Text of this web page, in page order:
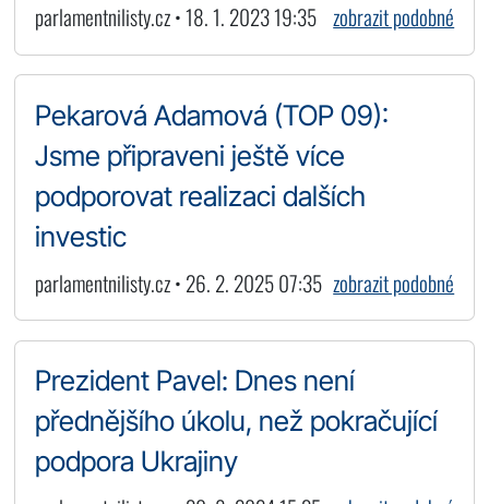
parlamentnilisty.cz • 18. 1. 2023 19:35 zobrazit podobné
Pekarová Adamová (TOP 09):
Jsme připraveni ještě více
podporovat realizaci dalších
investic
parlamentnilisty.cz • 26. 2. 2025 07:35 zobrazit podobné
Prezident Pavel: Dnes není
přednějšího úkolu, než pokračující
podpora Ukrajiny